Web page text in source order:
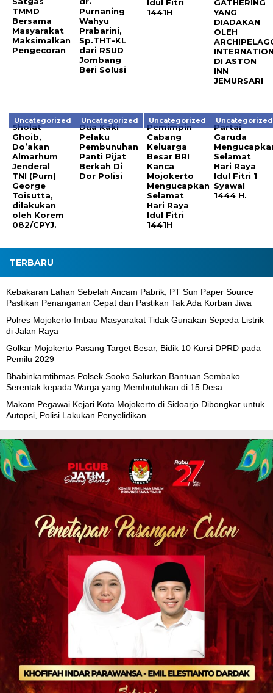
TMMD
Bersama
Masyarakat
Maksimalkan
Pengecoran
Purnaning
Wahyu
Prabarini,
Sp.THT-KL
dari RSUD
Jombang
Beri Solusi
Idul Fitri
1441H
GATHERING
YANG
DIADAKAN
OLEH
DI ASTON
INN
JEMURSARI
Uncategorized
Sholat
Ghoib,
Do’akan
Almarhum
Jenderal
TNI (Purn)
George
Toisutta,
dilakukan
oleh Korem
082/CPYJ.
Uncategorized
Dua Kaki
Pelaku
Pembunuhan
Panti Pijat
Berkah Di
Dor Polisi
Uncategorized
Pemimpin
Cabang
Keluarga
Besar BRI
Kanca
Mojokerto
Mengucapkan
Selamat
Hari Raya
Idul Fitri
1441H
Uncategorized
Partai
Garuda
Selamat
Hari Raya
Idul Fitri 1
Syawal
1444 H.
TERBARU
Kebakaran Lahan Sebelah Ancam Pabrik, PT Sun Paper Source
Pastikan Penanganan Cepat dan Pastikan Tak Ada Korban Jiwa
Polres Mojokerto Imbau Masyarakat Tidak Gunakan Sepeda Listrik
di Jalan Raya
Golkar Mojokerto Pasang Target Besar, Bidik 10 Kursi DPRD pada
Pemilu 2029
Bhabinkamtibmas Polsek Sooko Salurkan Bantuan Sembako
Serentak kepada Warga yang Membutuhkan di 15 Desa
Makam Pegawai Kejari Kota Mojokerto di Sidoarjo Dibongkar untuk
Autopsi, Polisi Lakukan Penyelidikan